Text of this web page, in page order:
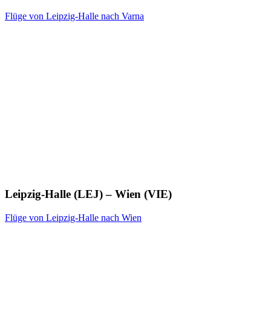
Flüge von Leipzig-Halle nach Varna
Leipzig-Halle (LEJ) – Wien (VIE)
Flüge von Leipzig-Halle nach Wien